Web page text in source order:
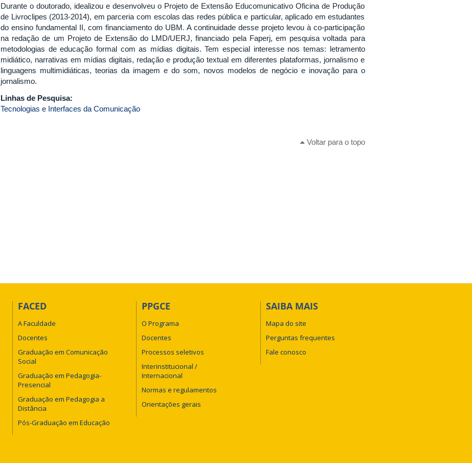
Durante o doutorado, idealizou e desenvolveu o Projeto de Extensão Educomunicativo Oficina de Produção
de Livroclipes (2013-2014), em parceria com escolas das redes pública e particular, aplicado em estudantes
do ensino fundamental II, com financiamento do UBM. A continuidade desse projeto levou à co-participação
na redação de um Projeto de Extensão do LMD/UERJ, financiado pela Faperj, em pesquisa voltada para
metodologias de educação formal com as mídias digitais. Tem especial interesse nos temas: letramento
midiático, narrativas em mídias digitais, redação e produção textual em diferentes plataformas, jornalismo e
linguagens multimidiáticas, teorias da imagem e do som, novos modelos de negócio e inovação para o
jornalismo.
Linhas de Pesquisa:
Tecnologias e Interfaces da Comunicação
Voltar para o topo
FACED
A Faculdade
Docentes
Graduação em Comunicação
Social
Graduação em Pedagogia-
Presencial
Graduação em Pedagogia a
Distância
Pós-Graduação em Educação
PPGCE
O Programa
Docentes
Processos seletivos
Interinstitucional /
Internacional
Normas e regulamentos
Orientações gerais
SAIBA MAIS
Mapa do site
Perguntas frequentes
Fale conosco